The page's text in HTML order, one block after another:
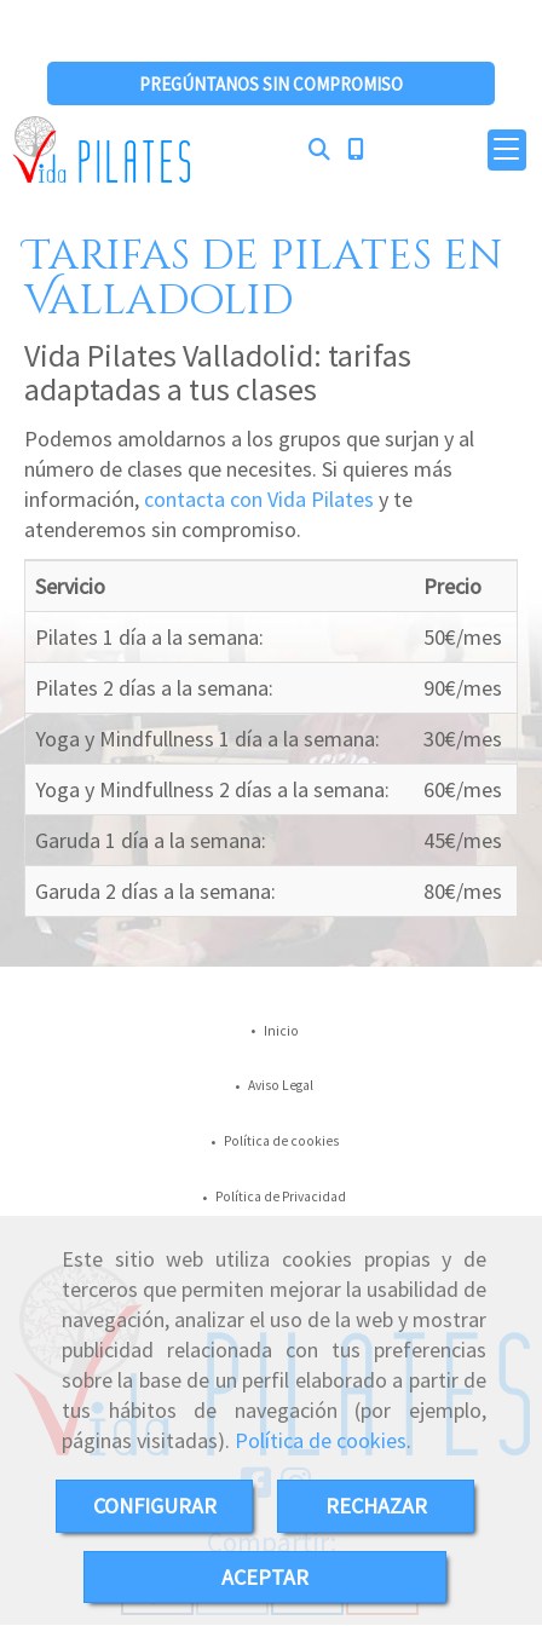
Este sitio web utiliza cookies propias y de
terceros que permiten mejorar la usabilidad de
navegación, analizar el uso de la web y mostrar
publicidad relacionada con tus preferencias
sobre la base de un perfil elaborado a partir de
tus hábitos de navegación (por ejemplo,
páginas visitadas). Política de cookies.
CONFIGURAR RECHAZAR
ACEPTAR
PREGÚNTANOS SIN COMPROMISO
Tarifas de pilates en
Valladolid
Vida Pilates Valladolid: tarifas
adaptadas a tus clases
Podemos amoldarnos a los grupos que surjan y al
número de clases que necesites. Si quieres más
información, contacta con Vida Pilates y te
atenderemos sin compromiso.
Servicio
Precio
Pilates 1 día a la semana:
50€/mes
Pilates 2 días a la semana:
90€/mes
Yoga y Mindfullness 1 día a la semana:
30€/mes
Yoga y Mindfullness 2 días a la semana:
60€/mes
Garuda 1 día a la semana:
45€/mes
Garuda 2 días a la semana:
80€/mes
Inicio
Aviso Legal
Política de cookies
Política de Privacidad
Compartir: